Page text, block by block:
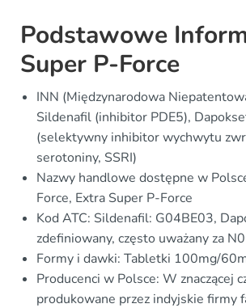
Podstawowe
Super P-Force
INN (Międzynarodowa
Sildenafil (inhibitor PDE5),
(selektywny inhibitor wychwytu
serotoniny, SSRI)
Nazwy handlowe dostępne w
Force, Extra Super P-Force
Kod ATC: Sildenafil: G04BE03,
zdefiniowany, często uważany za
Formy i dawki: Tabletki 100mg/
Producenci w Polsce: W znaczącej
produkowane przez indyjskie firmy